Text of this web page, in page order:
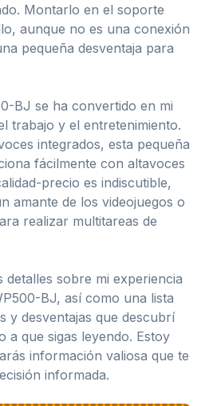
Montarlo en el soporte
aunque no es una conexión
pequeña desventaja para
BJ se ha convertido en mi
trabajo y el entretenimiento.
integrados, esta pequeña
fácilmente con altavoces
precio es indiscutible,
amante de los videojuegos o
realizar multitareas de
detalles sobre mi experiencia
BJ, así como una lista
y desventajas que descubrí
a que sigas leyendo. Estoy
información valiosa que te
informada.